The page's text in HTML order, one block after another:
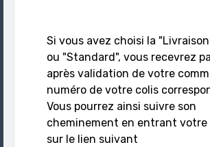
Si vous avez choisi la
ou "Standard", vous recevrez
après validation de votre
numéro de votre colis
Vous pourrez ainsi suivre son
cheminement en entrant votre
sur le lien suivant